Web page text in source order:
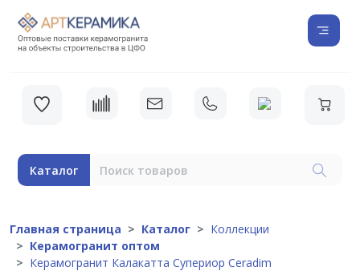
Каталог
Главная страница Каталог
Коллекции
Керамогранит оптом
Керамогранит Калакатта Супериор Ceradim